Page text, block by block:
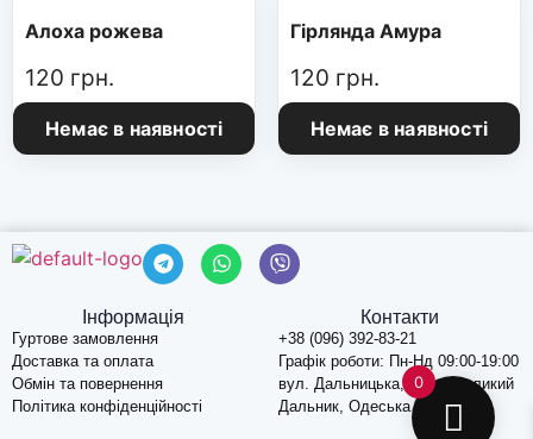
Алоха рожева
120 грн.
Немає в наявності
Гірлянда Амура
120 грн.
Немає в наявності
Інформація
Гуртове замовлення
Доставка та оплата
Обмін та повернення
Політика конфіденційності
Контакти
+38 (096) 392-83-21
Графік роботи: Пн-Нд 09:00-19:00
вул. Дальницька, 74, c. Великий
Дальник, Одеська обл
0